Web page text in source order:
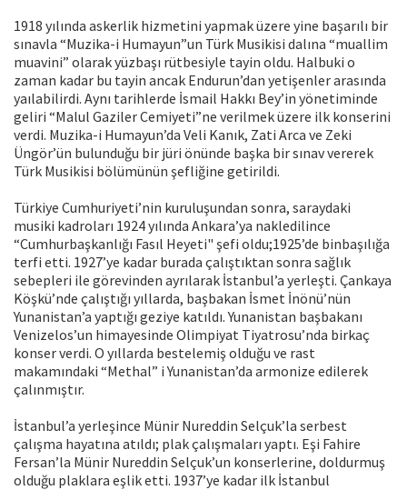
1918 yılında askerlik hizmetini yapmak üzere yine başarılı bir
sınavla “Muzika-i Humayun”un Türk Musikisi dalına “muallim
muavini” olarak yüzbaşı rütbesiyle tayin oldu. Halbuki o
zaman kadar bu tayin ancak Endurun’dan yetişenler arasında
yaılabilirdi. Aynı tarihlerde İsmail Hakkı Bey’in yönetiminde
geliri “Malul Gaziler Cemiyeti”ne verilmek üzere ilk konserini
verdi. Muzika-i Humayun’da Veli Kanık, Zati Arca ve Zeki
Üngör’ün bulunduğu bir jüri önünde başka bir sınav vererek
Türk Musikisi bölümünün şefliğine getirildi.
Türkiye Cumhuriyeti’nin kuruluşundan sonra, saraydaki
musiki kadroları 1924 yılında Ankara’ya nakledilince
“Cumhurbaşkanlığı Fasıl Heyeti" şefi oldu;1925’de binbaşılığa
terfi etti. 1927’ye kadar burada çalıştıktan sonra sağlık
sebepleri ile görevinden ayrılarak İstanbul’a yerleşti. Çankaya
Köşkü’nde çalıştığı yıllarda, başbakan İsmet İnönü’nün
Yunanistan’a yaptığı geziye katıldı. Yunanistan başbakanı
Venizelos’un himayesinde Olimpiyat Tiyatrosu’nda birkaç
konser verdi. O yıllarda bestelemiş olduğu ve rast
makamındaki “Methal” i Yunanistan’da armonize edilerek
çalınmıştır.
İstanbul’a yerleşince Münir Nureddin Selçuk’la serbest
çalışma hayatına atıldı; plak çalışmaları yaptı. Eşi Fahire
Fersan’la Münir Nureddin Selçuk’un konserlerine, doldurmuş
olduğu plaklara eşlik etti. 1937’ye kadar ilk İstanbul